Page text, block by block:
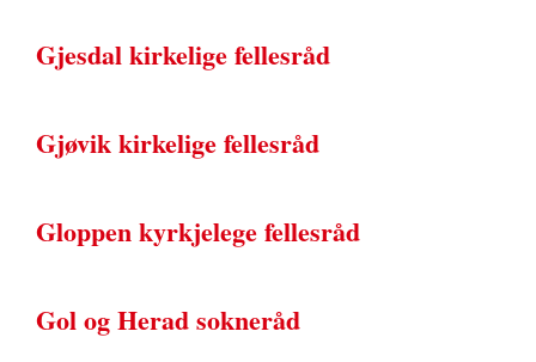
Gjesdal kirkelige fellesråd
Gjøvik kirkelige fellesråd
Gloppen kyrkjelege fellesråd
Gol og Herad sokneråd